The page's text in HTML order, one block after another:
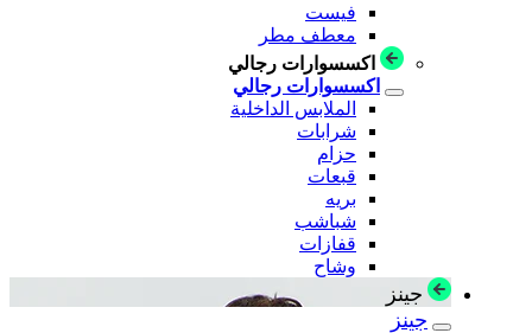
فيست
معطف مطر
اكسسوارات رجالي
اكسسوارات رجالي
الملابس الداخلية
شرابات
حزام
قبعات
بريه
شباشب
قفازات
وشاح
جينز
جينز